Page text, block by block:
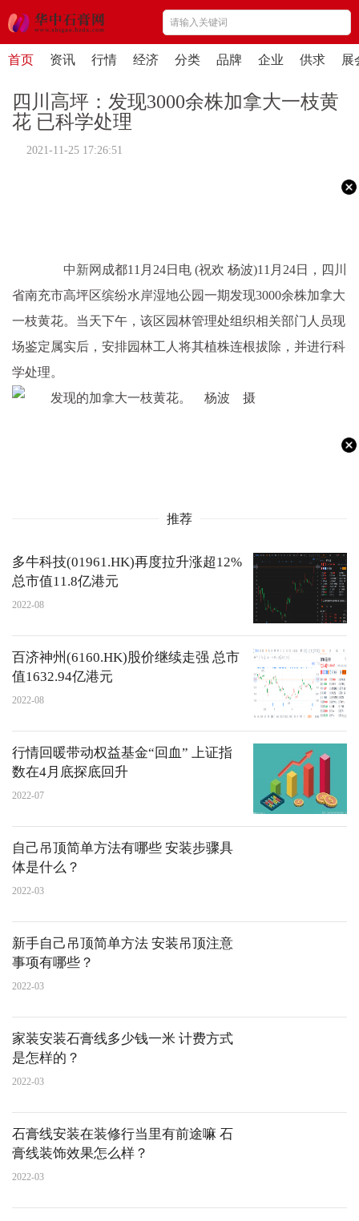
首页 资讯 行情 经济 分类 品牌 企业 供求 展
四川高坪：发现3000余株加拿大一枝黄
花 已科学处理
2021-11-25 17:26:51
中新网 成都11月24日电 (祝欢 杨波)11月24日，四川
省南充市高坪区缤纷水岸湿地公园一期发现3000余株加拿大
一枝黄花。当天下午，该区园林管理处组织相关部门人员现
场鉴定属实后，安排园林工人将其植株连根拔除，并进行科
学处理。
推荐
多牛科技(01961.HK)再度拉升涨超12%
总市值11.8亿港元
2022-08
百济神州(6160.HK)股价继续走强 总市
值1632.94亿港元
2022-08
行情回暖带动权益基金“回血” 上证指
数在4月底探底回升
2022-07
自己吊顶简单方法有哪些 安装步骤具
体是什么？
2022-03
新手自己吊顶简单方法 安装吊顶注意
事项有哪些？
2022-03
家装安装石膏线多少钱一米 计费方式
是怎样的？
2022-03
石膏线安装在装修行当里有前途嘛 石
膏线装饰效果怎么样？
2022-03